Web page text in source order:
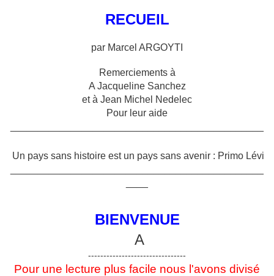
RECUEIL
par Marcel ARGOYTI
Remerciements à
A Jacqueline Sanchez
et à Jean Michel Nedelec
Pour leur aide
Un pays sans histoire est un pays sans avenir : Primo Lévi
BIENVENUE
A
--------------------------------
Pour une lecture plus facile nous l'avons divisé